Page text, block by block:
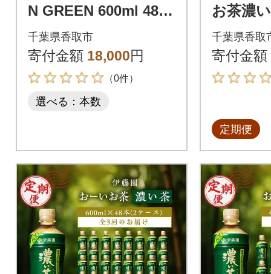
N GREEN 600ml 48本
(2ケース) 伊藤園
千葉県香取市
寄付金額 18,000円
（0件）
選べる：本数
お茶濃
ムスト
4本(1ケ
6回
千葉県香取
寄付金額
定期便